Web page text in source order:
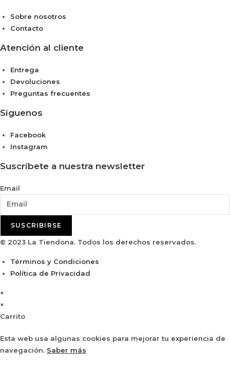
Sobre nosotros
Contacto
Atención al cliente
Entrega
Devoluciones
Preguntas frecuentes
Síguenos
Facebook
Instagram
Suscríbete a nuestra newsletter
Email
SUSCRIBIRSE
© 2023 La Tiendona. Todos los derechos reservados.
Términos y Condiciones
Política de Privacidad
×
×
Carrito
Esta web usa algunas cookies para mejorar tu experiencia de
navegación. Saber más